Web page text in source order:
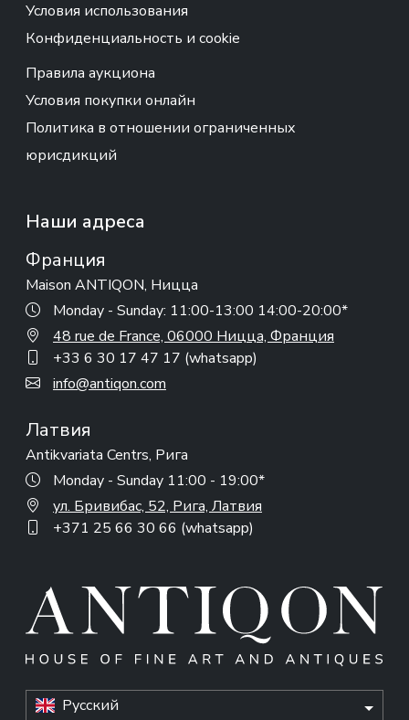
Условия использования
Конфиденциальность и cookie
Правила аукциона
Условия покупки онлайн
Политика в отношении ограниченных
юрисдикций
Наши адреса
Франция
Maison ANTIQON, Ницца
Monday - Sunday: 11:00-13:00 14:00-20:00*
48 rue de France, 06000 Ницца, Франция
+33 6 30 17 47 17 (whatsapp)
info@antiqon.com
Латвия
Antikvariata Centrs, Рига
Monday - Sunday 11:00 - 19:00*
ул. Бривибас, 52, Рига, Латвия
+371 25 66 30 66 (whatsapp)
Русский